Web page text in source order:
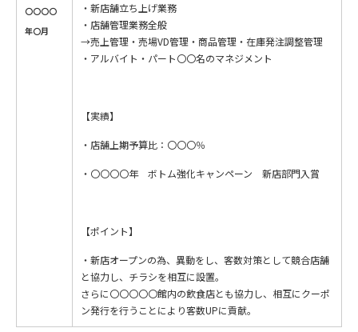
〇〇〇〇
年〇月
・新店舗立ち上げ業務
・店舗管理業務全般
→売上管理・売場VD管理・商品管理・在庫発注調整管理
・アルバイト・パート〇〇名のマネジメント
【実績】
・店舗上期予算比：〇〇〇％
・〇〇〇〇年 ボトム強化キャンペーン 新店部門入賞
【ポイント】
・新店オープンの為、異動をし、客数対策として競合店舗
と協力し、チラシを相互に設置。
さらに〇〇〇〇〇館内の飲食店とも協力し、相互にクーポ
ン発行を行うことにより客数UPに貢献。